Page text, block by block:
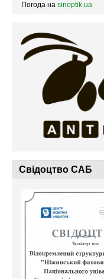
Погода на sinoptik.ua
Свідоцтво САБ